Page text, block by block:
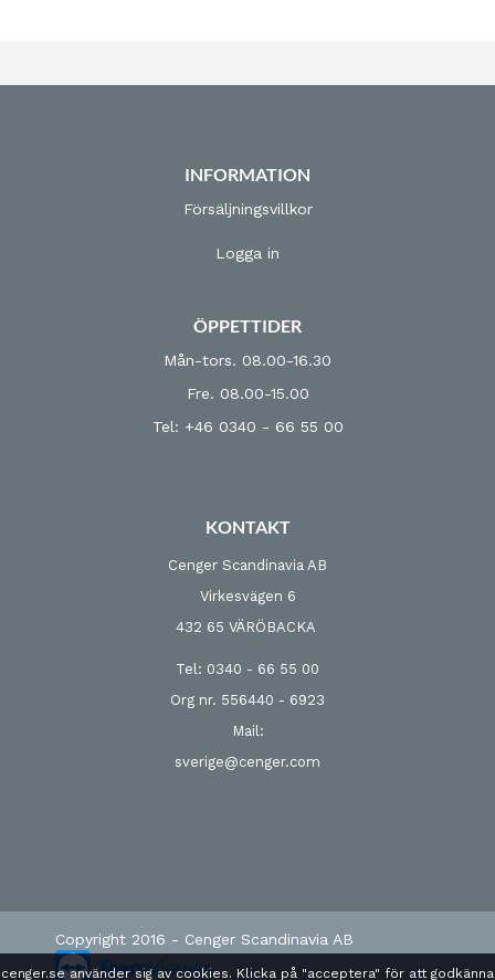
INFORMATION
Försäljningsvillkor
Logga in
ÖPPETTIDER
Mån-tors. 08.00-16.30
Fre. 08.00-15.00
Tel: +46 0340 - 66 55 00
KONTAKT
Cenger Scandinavia AB
Virkesvägen 6
432 65 VÄRÖBACKA
Tel: 0340 - 66 55 00
Org nr. 556440 - 6923
Mail:
sverige@cenger.com
Copyright 2016 - Cenger Scandinavia AB
cenger.se använder sig av cookies. Klicka på "acceptera" för att godkänna